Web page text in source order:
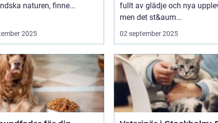
naturen, finne...
2025
fullt av glädje och nya
men det st&aum...
02 september 2025